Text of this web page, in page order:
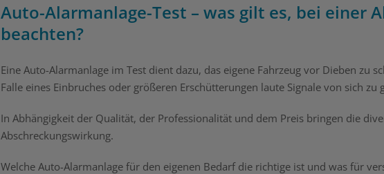
Auto-Alarmanlage-Test – was gilt es, bei einer
beachten?
Eine Auto-Alarmanlage im Test dient dazu, das eigene Fahrzeug vor Dieben zu
Falle eines Einbruches oder größeren Erschütterungen laute Signale von sich zu
In Abhängigkeit der Qualität, der Professionalität und dem Preis bringen die
Abschreckungswirkung.
Welche Auto-Alarmanlage für den eigenen Bedarf die richtige ist und was für